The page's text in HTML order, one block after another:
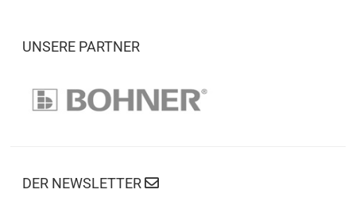
UNSERE PARTNER
DER NEWSLETTER